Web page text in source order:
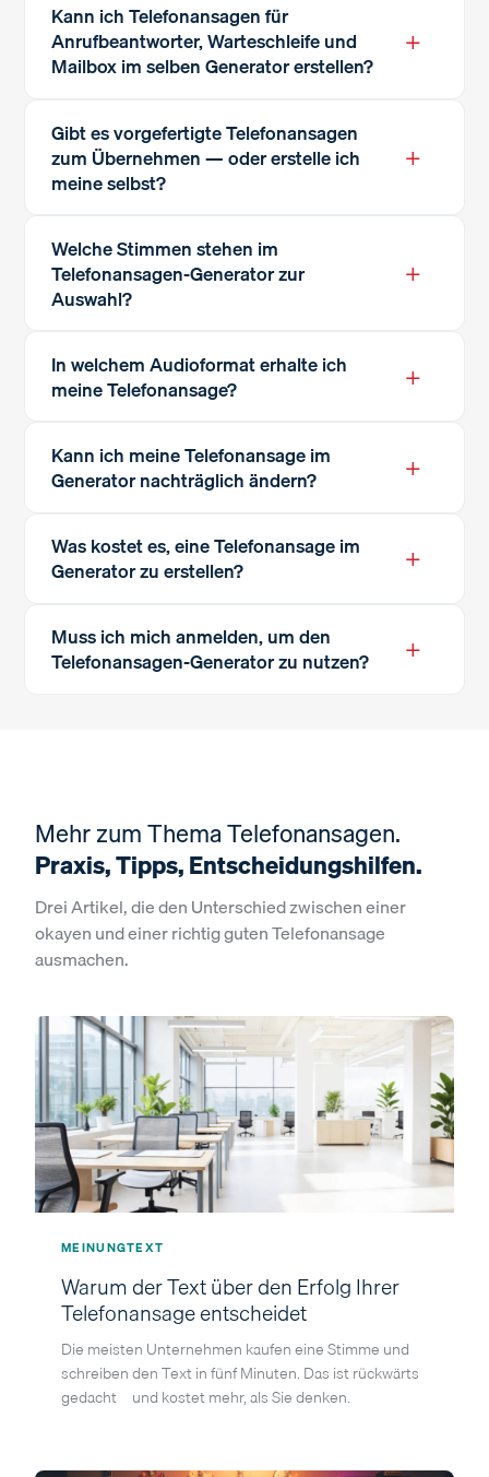
Kann ich Telefonansagen für
Anrufbeantworter, Warteschleife und
Mailbox im selben Generator erstellen?
+
Gibt es vorgefertigte Telefonansagen
zum Übernehmen — oder erstelle ich
meine selbst?
+
Welche Stimmen stehen im
Telefonansagen-Generator zur
Auswahl?
+
In welchem Audioformat erhalte ich
meine Telefonansage?
+
Kann ich meine Telefonansage im
Generator nachträglich ändern?
+
Was kostet es, eine Telefonansage im
Generator zu erstellen?
+
Muss ich mich anmelden, um den
Telefonansagen-Generator zu nutzen?
+
Mehr zum Thema Telefonansagen.
Praxis, Tipps, Entscheidungshilfen.
Drei Artikel, die den Unterschied zwischen einer
okayen und einer richtig guten Telefonansage
ausmachen.
MEINUNGTEXT
Warum der Text über den Erfolg Ihrer
Telefonansage entscheidet
Die meisten Unternehmen kaufen eine Stimme und
schreiben den Text in fünf Minuten. Das ist rückwärts
gedacht – und kostet mehr, als Sie denken.